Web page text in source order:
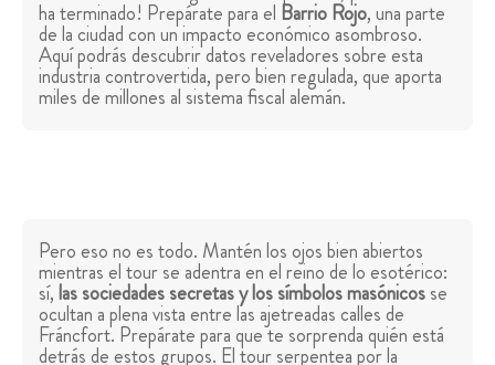
ha terminado! Prepárate para el Barrio Rojo, una parte
de la ciudad con un impacto económico asombroso.
Aquí podrás descubrir datos reveladores sobre esta
industria controvertida, pero bien regulada, que aporta
miles de millones al sistema fiscal alemán.
Pero eso no es todo. Mantén los ojos bien abiertos
mientras el tour se adentra en el reino de lo esotérico:
sí,las sociedades secretas y los símbolos masónicosse
ocultan a plena vista entre las ajetreadas calles de
Fráncfort. Prepárate para que te sorprenda quién está
detrás de estos grupos. El tour serpentea por la